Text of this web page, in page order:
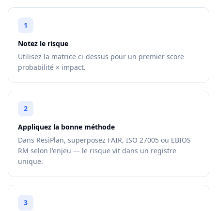
1
Notez le risque
Utilisez la matrice ci-dessus pour un premier score
probabilité × impact.
2
Appliquez la bonne méthode
Dans ResiPlan, superposez FAIR, ISO 27005 ou EBIOS
RM selon l'enjeu — le risque vit dans un registre
unique.
3